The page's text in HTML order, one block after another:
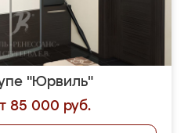
"Юрвиль"
85 000 руб.